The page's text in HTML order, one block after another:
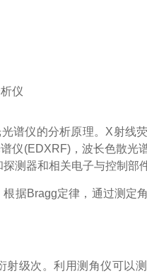
谱仪的分析原理。X射线
仪(EDXRF)，波长色散光
测器和相关电子与控制部
据Bragg定律，通过测定
级次。利用测角仪可以